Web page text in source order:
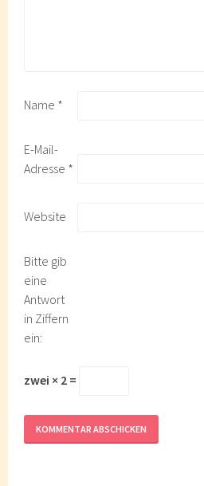
Name *
E-Mail-
Adresse *
Website
Bitte gib
eine
Antwort
in Ziffern
ein:
zwei × 2 =